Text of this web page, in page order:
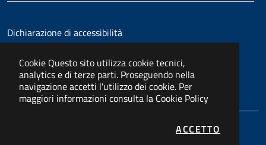
Cookie Questo sito utilizza cookie tecnici,
analytics e di terze parti. Proseguendo nella
navigazione accetti l'utilizzo dei cookie. Per
maggiori informazioni consulta la Cookie Policy
ACCETTO
Dichiarazione di accessibilità